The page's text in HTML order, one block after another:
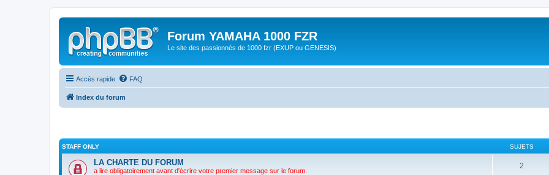
Forum YAMAHA 1000 FZR
Le site des passionnés de 1000 fzr (EXUP ou GENESIS)
Accès rapide FAQ
Index du forum
STAFF ONLY SUJETS
LA CHARTE DU FORUM
a lire obligatoirement avant d'écrire votre premier message sur le forum.
2